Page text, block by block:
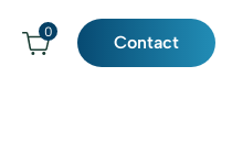
0 Contact